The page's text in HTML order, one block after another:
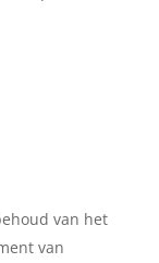
van het
van